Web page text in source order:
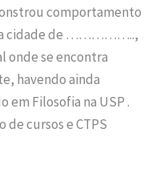
comportamento
cidade de ……………..,
se encontra
havendo ainda
em Filosofia na USP .
de cursos e CTPS